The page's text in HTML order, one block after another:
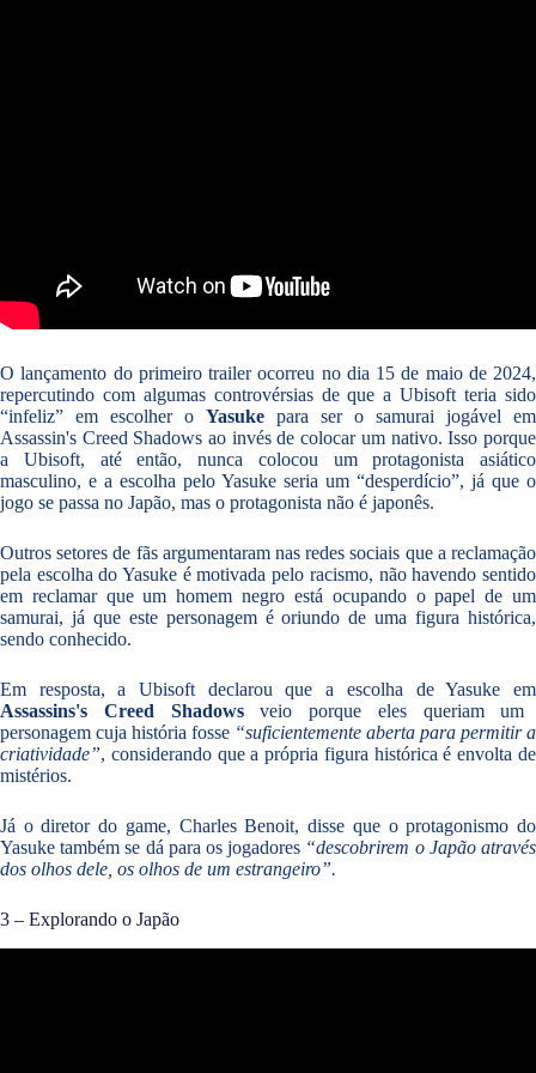
O lançamento do primeiro trailer ocorreu no dia 15 de maio de 2024,
repercutindo com algumas controvérsias de que a Ubisoft teria sido
“infeliz” em escolher o Yasuke para ser o samurai jogável em
Assassin's Creed Shadows ao invés de colocar um nativo. Isso porque
a Ubisoft, até então, nunca colocou um protagonista asiático
masculino, e a escolha pelo Yasuke seria um “desperdício”, já que o
jogo se passa no Japão, mas o protagonista não é japonês.
Outros setores de fãs argumentaram nas redes sociais que a reclamação
pela escolha do Yasuke é motivada pelo racismo, não havendo sentido
em reclamar que um homem negro está ocupando o papel de um
samurai, já que este personagem é oriundo de uma figura histórica,
sendo conhecido.
Em resposta, a Ubisoft declarou que a escolha de Yasuke em
Assassins's Creed Shadowsveio porque eles queriam um
personagem cuja história fosse “suficientemente aberta para permitir a
criatividade”, considerando que a própria figura histórica é envolta de
mistérios.
Já o diretor do game, Charles Benoit, disse que o protagonismo do
Yasuke também se dá para os jogadores “descobrirem o Japão através
dos olhos dele, os olhos de um estrangeiro”.
3 – Explorando o Japão